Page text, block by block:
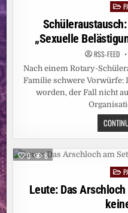
„Sexuelle
RSS-FEED
Nach einem Rotary-
Familie schwere Vorwürfe:
worden, der Fall nicht
0 6
Leute: Das